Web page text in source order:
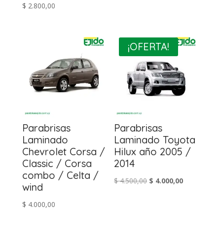
$ 2.800,00
$ 4.300,00.$ 3.900,00.
Parabrisas
Laminado
Chevrolet Corsa /
Classic / Corsa
combo / Celta /
wind
$ 4.000,00
¡OFERTA!
Parabrisas
Laminado Toyota
Hilux año 2005 /
2014
$4.500,00 El
$ 4.000,00El